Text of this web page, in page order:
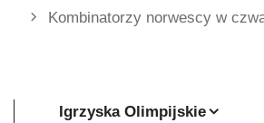
Kombinatorzy norwescy w
Igrzyska Olimpijskie